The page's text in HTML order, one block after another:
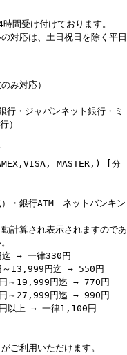
間受け付けております。
対応は、土日祝日を除く平日
み対応）
行・ジャパンネット銀行・ミ
）
MASTER,) [分
・銀行ATM ネットバンキン
計算され表示されますのであ
→ 一律330円
～13,999円迄 → 550円
～19,999円迄 → 770円
～27,999円迄 → 990円
以上 → 一律1,100円
ご利用いただけます。